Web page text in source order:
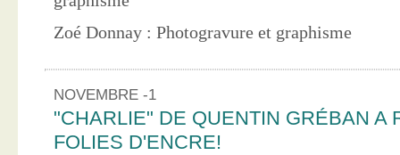
Zoé Donnay : Photogravure et graphisme
NOVEMBRE -1
"CHARLIE" DE QUENTIN GRÉBAN A
FOLIES D'ENCRE!